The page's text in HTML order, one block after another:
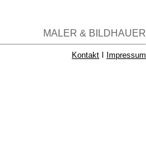
MALER & BILDHAUER
Kontakt Impressum